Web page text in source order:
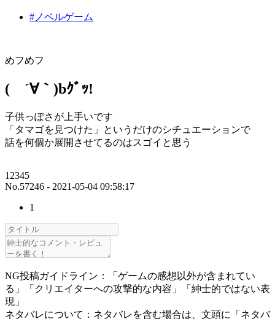
#ノベルゲーム
めフめフ
( ´∀｀)bｸﾞｯ!
子供っぽさが上手いです
「タマゴを見つけた」というだけのシチュエーションで
話を何個か展開させてるのはスゴイと思う
12345
No.57246 - 2021-05-04 09:58:17
1
NG投稿ガイドライン：「ゲームの感想以外が含まれてい
る」「クリエイターへの攻撃的な内容」「紳士的ではない表
現」
ネタバレについて：ネタバレを含む場合は、文頭に「ネタバ